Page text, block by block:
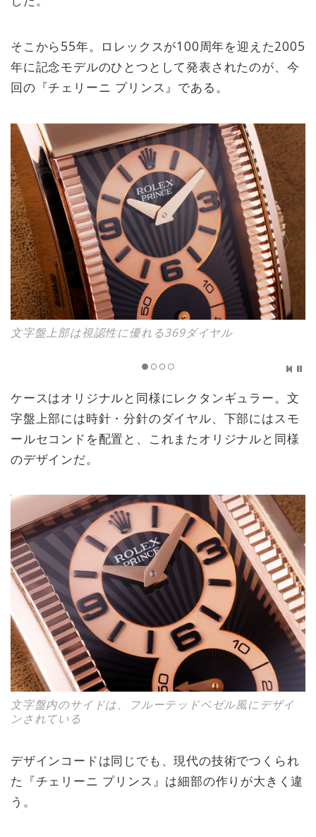
そこから55年。ロレックスが100周年を迎えた2005
年に記念モデルのひとつとして発表されたのが、今
回の『チェリーニ プリンス』である。
文字盤上部は視認性に優れる369ダイヤル
ケースはオリジナルと同様にレクタンギュラー。文
字盤上部には時針・分針のダイヤル、下部にはスモ
ールセコンドを配置と、これまたオリジナルと同様
のデザインだ。
文字盤内のサイドは、フルーテッドベゼル風にデザイ
ンされている
デザインコードは同じでも、現代の技術でつくられ
た『チェリーニ プリンス』は細部の作りが大きく違
う。